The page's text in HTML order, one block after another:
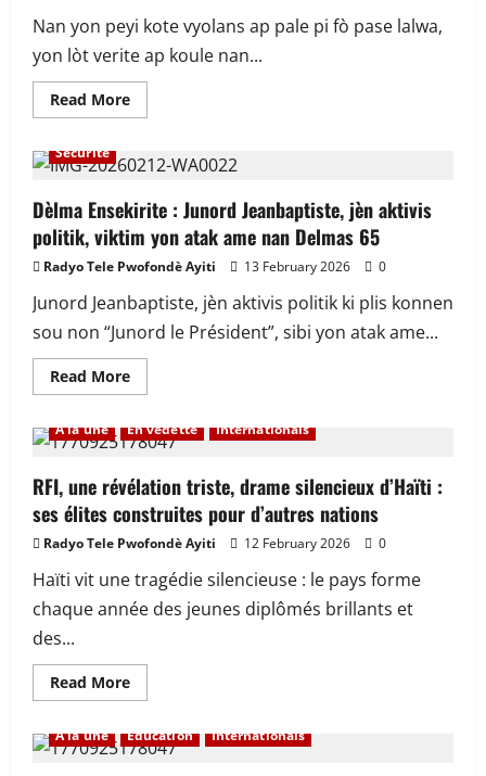
une
épreuve
silencieuse
Nan yon peyi kote vyolans ap pale pi fò pase lalwa,
yon lòt verite ap koule nan...
Read MoreRead
more
seksyèl
san
:
plizyè
gason
nan
Pòtoprens
anba
men
gang
ame
yo
Sécurité
Dèlma Ensekirite : Junord Jeanbaptiste, jèn aktivis
politik, viktim yon atak ame nan Delmas 65
Radyo Tele Pwofondè Ayiti 13 February 2026 0
Junord Jeanbaptiste, jèn aktivis politik ki plis konnen
sou non “Junord le Président”, sibi yon atak ame...
Read MoreRead
more
Ensekirite
:
Jeanbaptiste,
jèn
aktivis
politik,
viktim
atak
ame
nan
Delmas
À la une En vedette Internationals
RFI, une révélation triste, drame silencieux d’Haïti :
ses élites construites pour d’autres nations
Radyo Tele Pwofondè Ayiti 12 February 2026 0
Haïti vit une tragédie silencieuse : le pays forme
chaque année des jeunes diplômés brillants et
des...
Read MoreRead
more
une
révélation
À la une Education Internationals